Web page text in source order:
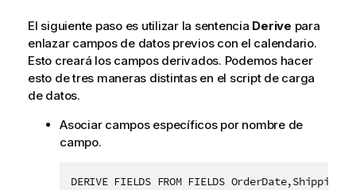
El siguiente paso es utilizar la sentencia Derive para
enlazar campos de datos previos con el calendario.
Esto creará los campos derivados. Podemos hacer
esto de tres maneras distintas en el script de carga
de datos.
Asociar campos específicos por nombre de
campo.
DERIVE FIELDS FROM FIELDS